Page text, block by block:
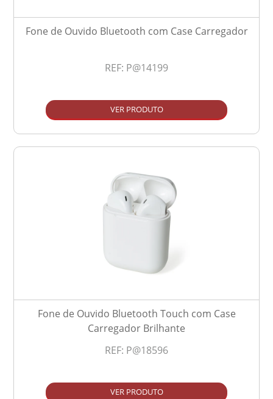
Fone de Ouvido Bluetooth com Case Carregador
REF: P@14199
VER PRODUTO
Fone de Ouvido Bluetooth Touch com Case
Carregador Brilhante
REF: P@18596
VER PRODUTO